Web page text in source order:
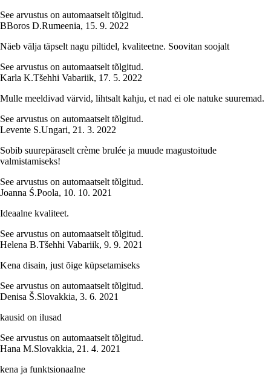
See arvustus on automaatselt tõlgitud.
BBoros D.Rumeenia, 15. 9. 2022
Näeb välja täpselt nagu piltidel, kvaliteetne. Soovitan soojalt
See arvustus on automaatselt tõlgitud.
Karla K.Tšehhi Vabariik, 17. 5. 2022
Mulle meeldivad värvid, lihtsalt kahju, et nad ei ole natuke suuremad.
See arvustus on automaatselt tõlgitud.
Levente S.Ungari, 21. 3. 2022
Sobib suurepäraselt crème brulée ja muude magustoitude
valmistamiseks!
See arvustus on automaatselt tõlgitud.
Joanna Ś.Poola, 10. 10. 2021
Ideaalne kvaliteet.
See arvustus on automaatselt tõlgitud.
Helena B.Tšehhi Vabariik, 9. 9. 2021
Kena disain, just õige küpsetamiseks
See arvustus on automaatselt tõlgitud.
Denisa Š.Slovakkia, 3. 6. 2021
kausid on ilusad
See arvustus on automaatselt tõlgitud.
Hana M.Slovakkia, 21. 4. 2021
kena ja funktsionaalne